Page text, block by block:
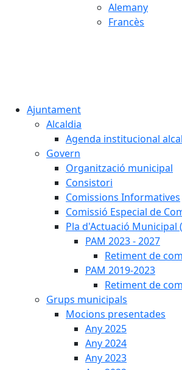
Alemany
Francès
Ajuntament
Alcaldia
Agenda institucional
Govern
Organització municipal
Consistori
Comissions Informatives
Comissió Especial de
Pla d'Actuació Municipal
PAM 2023 - 2027
Retiment de
PAM 2019-2023
Retiment de
Grups municipals
Mocions presentades
Any 2025
Any 2024
Any 2023